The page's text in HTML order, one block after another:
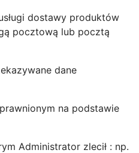
dostawy produktów
pocztową lub pocztą
dane
na podstawie
Administrator zlecił : np.